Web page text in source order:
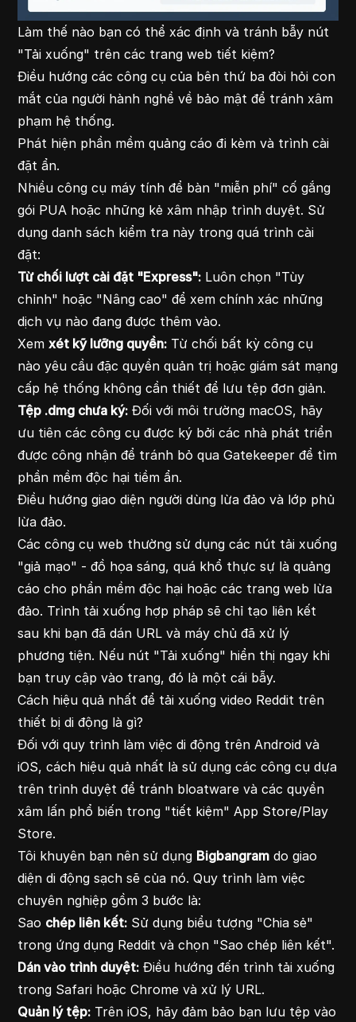
Làm thế nào bạn có thể xác định và tránh bẫy nút
"Tải xuống" trên các trang web tiết kiệm?
Điều hướng các công cụ của bên thứ ba đòi hỏi con
mắt của người hành nghề về bảo mật để tránh xâm
phạm hệ thống.
Phát hiện phần mềm quảng cáo đi kèm và trình cài
đặt ẩn.
Nhiều công cụ máy tính để bàn "miễn phí" cố gắng
gói PUA hoặc những kẻ xâm nhập trình duyệt. Sử
dụng danh sách kiểm tra này trong quá trình cài
đặt:
Từ chối lượt cài đặt "Express": Luôn chọn "Tùy
chỉnh" hoặc "Nâng cao" để xem chính xác những
dịch vụ nào đang được thêm vào.
Xemxét kỹ lưỡng quyền: Từ chối bất kỳ công cụ
nào yêu cầu đặc quyền quản trị hoặc giám sát mạng
cấp hệ thống không cần thiết để lưu tệp đơn giản.
Tệp .dmg chưa ký: Đối với môi trường macOS, hãy
ưu tiên các công cụ được ký bởi các nhà phát triển
được công nhận để tránh bỏ qua Gatekeeper để tìm
phần mềm độc hại tiềm ẩn.
Điều hướng giao diện người dùng lừa đảo và lớp phủ
lừa đảo.
Các công cụ web thường sử dụng các nút tải xuống
"giả mạo" - đồ họa sáng, quá khổ thực sự là quảng
cáo cho phần mềm độc hại hoặc các trang web lừa
đảo. Trình tải xuống hợp pháp sẽ chỉ tạo liên kết
sau khi bạn đã dán URL và máy chủ đã xử lý
phương tiện. Nếu nút "Tải xuống" hiển thị ngay khi
bạn truy cập vào trang, đó là một cái bẫy.
Cách hiệu quả nhất để tải xuống video Reddit trên
thiết bị di động là gì?
Đối với quy trình làm việc di động trên Android và
iOS, cách hiệu quả nhất là sử dụng các công cụ dựa
trên trình duyệt để tránh bloatware và các quyền
xâm lấn phổ biến trong "tiết kiệm" App Store/Play
Store.
Tôi khuyên bạn nên sử dụng Bigbangram do giao
diện di động sạch sẽ của nó. Quy trình làm việc
chuyên nghiệp gồm 3 bước là:
Sao chép liên kết: Sử dụng biểu tượng "Chia sẻ"
trong ứng dụng Reddit và chọn "Sao chép liên kết".
Dán vào trình duyệt: Điều hướng đến trình tải xuống
trong Safari hoặc Chrome và xử lý URL.
Quản lý tệp: Trên iOS, hãy đảm bảo bạn lưu tệp vào